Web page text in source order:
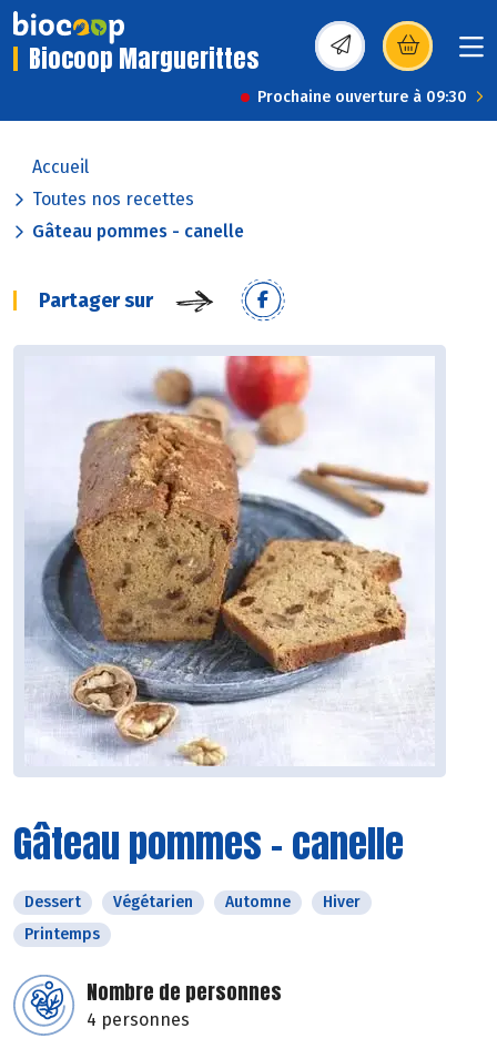
Biocoop Marguerittes (s’ouvre dans une
Prochaine ouverture à 09:30
Accueil
Toutes nos recettes
Gâteau pommes - canelle
Partager sur
Gâteau pommes - canelle
Dessert Végétarien Automne
Hiver
Printemps
Nombre de personnes
4 personnes